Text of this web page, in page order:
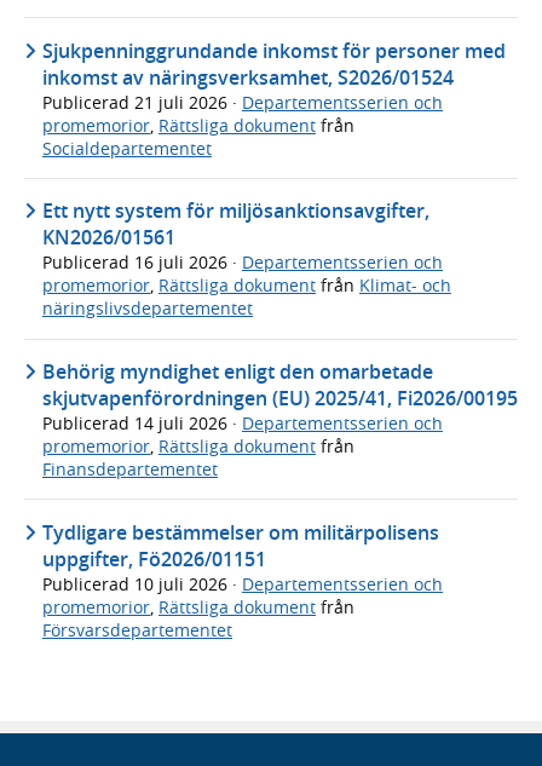
Sjukpenninggrundande inkomst för personer med
inkomst av näringsverksamhet, S2026/01524
Publicerad 21 juli 2026 · Departementsserien och
promemorior Rättsliga dokument från
Socialdepartementet
Ett nytt system för miljösanktionsavgifter,
KN2026/01561
Publicerad 16 juli 2026 · Departementsserien och
promemorior, Rättsliga dokument från Klimat- och
näringslivsdepartementet
Behörig myndighet enligt den omarbetade
skjutvapenförordningen (EU) 2025/41, Fi2026/00195
Publicerad 14 juli 2026 · Departementsserien och
promemorior, Rättsliga dokument från
Finansdepartementet
Tydligare bestämmelser om militärpolisens
uppgifter, Fö2026/01151
Publicerad 10 juli 2026 · Departementsserien och
promemorior Rättsliga dokument från
Försvarsdepartementet